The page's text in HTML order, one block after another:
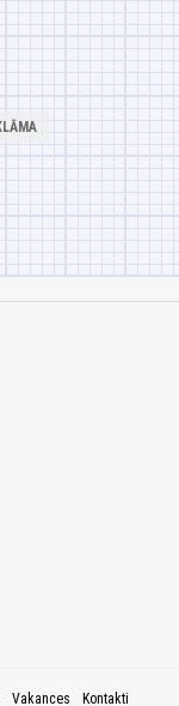
Vakances Kontakti